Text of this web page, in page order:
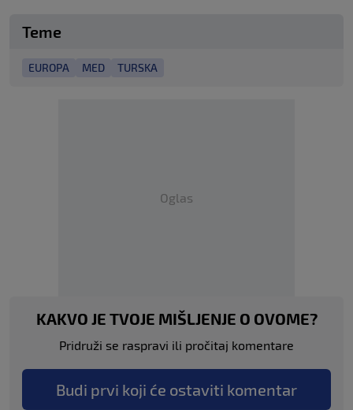
Teme
EUROPA MED TURSKA
Oglas
KAKVO JE TVOJE MIŠLJENJE O OVOME?
Pridruži se raspravi ili pročitaj komentare
Budi prvi koji će ostaviti komentar